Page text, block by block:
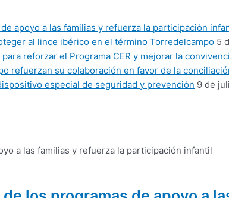
apoyo a las familias y refuerza la participación
al lince ibérico en el término Torredelcampo 5
reforzar el Programa CER y mejorar la
refuerzan su colaboración en favor de la
especial de seguridad y prevención 9 de